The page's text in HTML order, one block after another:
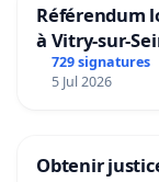
Référendum
à Vitry-sur-
729 signatures
5 Jul 2026
Obtenir